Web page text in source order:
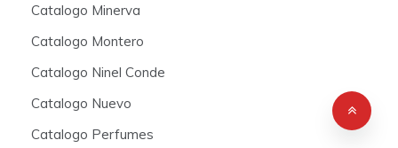
Catalogo Minerva
Catalogo Montero
Catalogo Ninel Conde
Catalogo Nuevo
Catalogo Perfumes